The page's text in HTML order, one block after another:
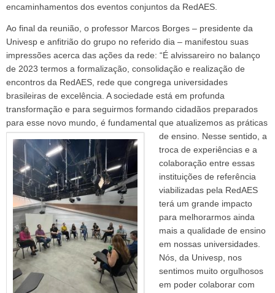
encaminhamentos dos eventos conjuntos da RedAES.
Ao final da reunião, o professor Marcos Borges – presidente da
Univesp e anfitrião do grupo no referido dia – manifestou suas
impressões acerca das ações da rede: “É alvissareiro no balanço
de 2023 termos a formalização, consolidação e realização de
encontros da RedAES, rede que congrega universidades
brasileiras de excelência. A sociedade está em profunda
transformação e para seguirmos formando cidadãos preparados
para esse novo mundo, é fundamental que atualizemos as práticas
de ensino. Nesse sentido, a
troca de experiências e a
colaboração entre essas
instituições de referência
viabilizadas pela RedAES
terá um grande impacto
para melhorarmos ainda
mais a qualidade de ensino
em nossas universidades.
Nós, da Univesp, nos
sentimos muito orgulhosos
em poder colaborar com